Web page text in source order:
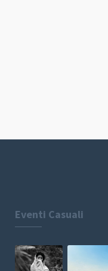
Eventi Casuali